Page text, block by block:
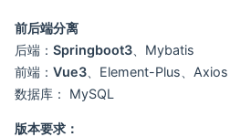
前后端分离
后端： Springboot3 、Mybatis
前端： Vue3 、Element-Plus、Axios
数据库： MySQL
版本要求：